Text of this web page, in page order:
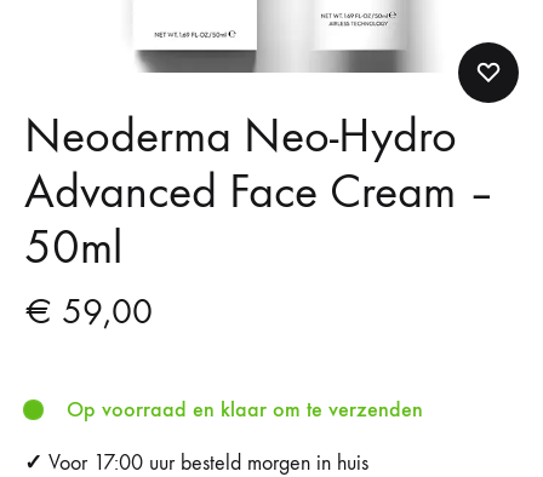
Neoderma Neo-Hydro
Advanced Face Cream –
50ml
€ 59,00
Op voorraad en klaar om te verzenden
✓ Voor 17:00 uur besteld morgen in huis